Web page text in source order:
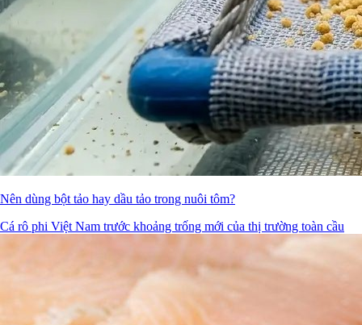
Nên dùng bột tảo hay dầu tảo trong nuôi tôm?
Cá rô phi Việt Nam trước khoảng trống mới của thị trường toàn cầu